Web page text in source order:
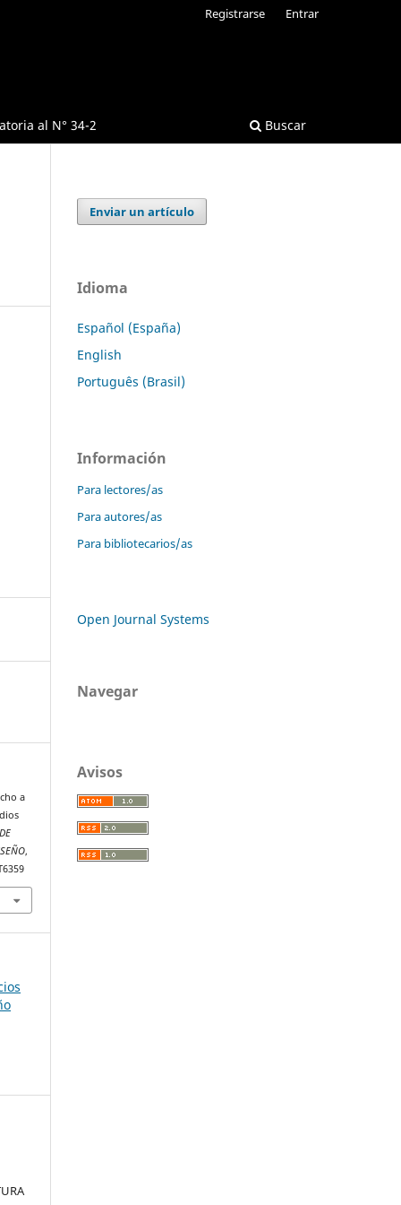
al N° 34-2 Buscar
Registrarse Entrar
a
,
Enviar un artículo
Idioma
Español (España)
English
Português (Brasil)
Información
Para lectores/as
Para autores/as
Para bibliotecarios/as
Open Journal Systems
Navegar
Avisos